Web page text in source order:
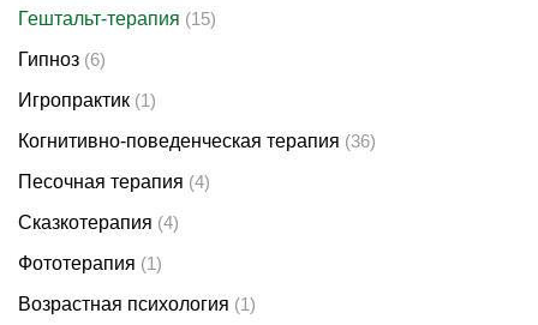
Гештальт-терапия (15)
Гипноз (6)
Игропрактик (1)
Когнитивно-поведенческая терапия (36)
Песочная терапия (4)
Сказкотерапия (4)
Фототерапия (1)
Возрастная психология (1)